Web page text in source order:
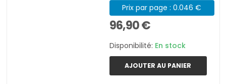
Prix par page : 0.046 €
96,90 €
Disponibilité: En stock
AJOUTER AU PANIER